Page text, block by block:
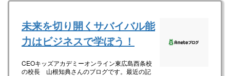
未来を切り開くサバイバル能
力はビジネスで学ぼう！
CEOキッズアカデミーオンライン東広島西条校
の校長 山根知典さんのブログです。最近の記